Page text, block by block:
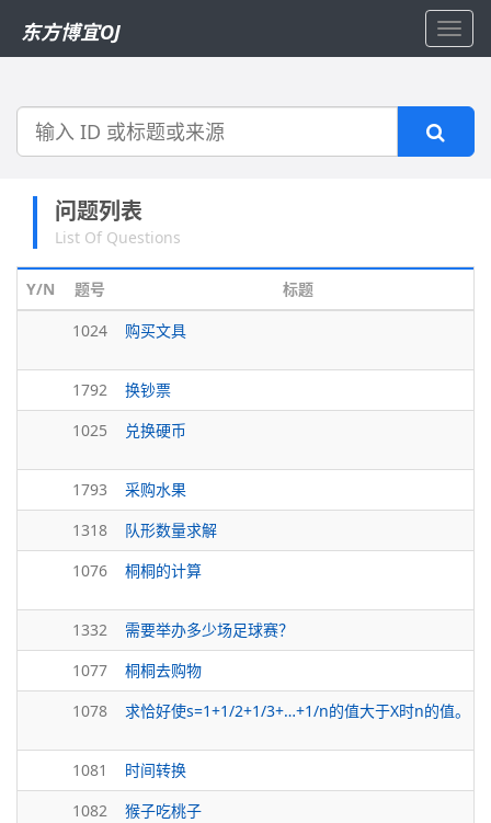
东方博宜OJ
搜
问题列表
List Of Questions
Y/N 题号
标题
1024
购买文具
1792
换钞票
1025
兑换硬币
1793
采购水果
1318
队形数量求解
1076
桐桐的计算
1332
需要举办多少场足球赛？
1077
桐桐去购物
1078
求恰好使s=1+1/2+1/3+…+1/n的值大于X时n的值。
1081
时间转换
1082
猴子吃桃子